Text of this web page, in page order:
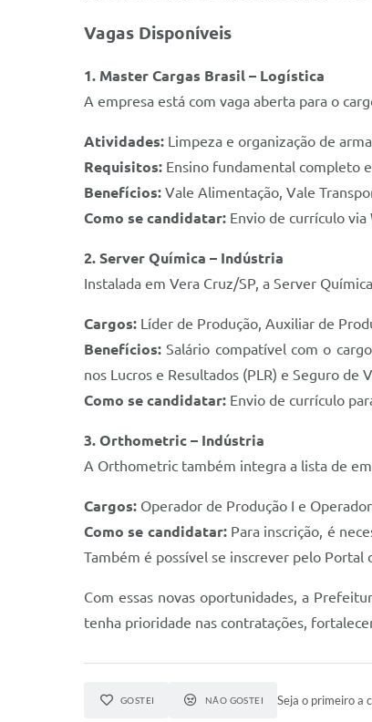
Vagas Disponíveis
1. Master Cargas Brasil – Logística
A empresa está com vaga aberta para o
Atividades: Limpeza e organização de
Requisitos: Ensino fundamental completo
Benefícios: Vale Alimentação, Vale
Como se candidatar: Envio de currículo
2. Server Química – Indústria
Instalada em Vera Cruz/SP, a Server
Cargos: Líder de Produção, Auxiliar de
Benefícios: Salário compatível com o
nos Lucros e Resultados (PLR) e Seguro de
Como se candidatar: Envio de currículo
3. Orthometric – Indústria
A Orthometric também integra a lista de
Cargos: Operador de Produção I e
Como se candidatar:Para inscrição, é
Também é possível se inscrever pelo Portal
Com essas novas oportunidades, a
tenha prioridade nas contratações,
GOSTEI NÃO GOSTEI Seja o primeiro a